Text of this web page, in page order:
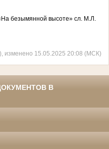
безымянной высоте» сл. М.Л.
изменено 15.05.2025 20:08 (МСК)
В